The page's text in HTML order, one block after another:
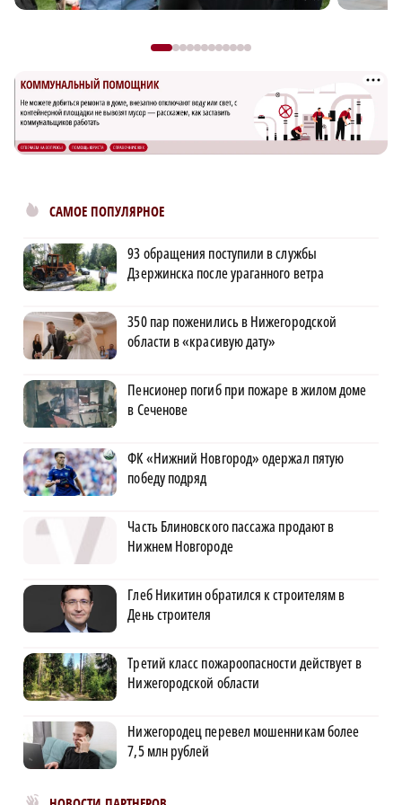
САМОЕ ПОПУЛЯРНОЕ
93 обращения поступили в службы
Дзержинска после ураганного ветра
350 пар поженились в Нижегородской
области в «красивую дату»
Пенсионер погиб при пожаре в жилом доме
в Сеченове
ФК «Нижний Новгород» одержал пятую
победу подряд
Часть Блиновского пассажа продают в
Нижнем Новгороде
Глеб Никитин обратился к строителям в
День строителя
Третий класс пожароопасности действует в
Нижегородской области
Нижегородец перевел мошенникам более
7,5 млн рублей
Новости МирТесен